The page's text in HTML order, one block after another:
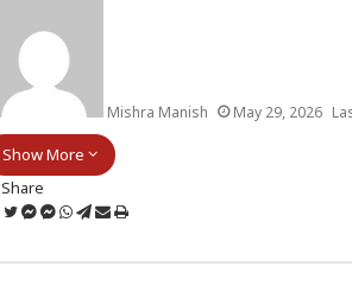
Mishra Manish May 29, 2026
Show More
Share
Facebook
Twitter
Messenger
Messenger
WhatsApp
Telegram
Share
Email
Print